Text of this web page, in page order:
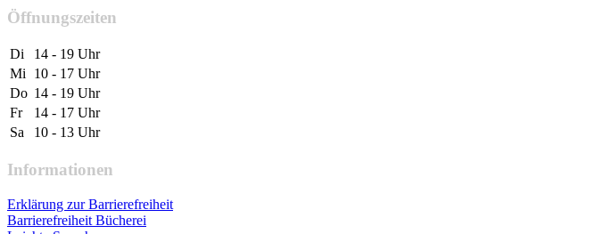
Öffnungszeiten
Di
14 - 19 Uhr
Mi
10 - 17 Uhr
Do 14 - 19 Uhr
Fr
14 - 17 Uhr
Sa
10 - 13 Uhr
Informationen
Erklärung zur Barrierefreiheit
Barrierefreiheit Bücherei